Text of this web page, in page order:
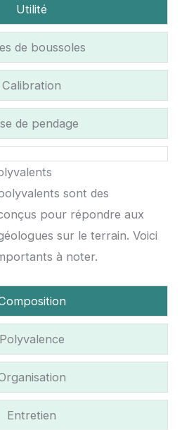
Utilité
de boussoles
Calibration
de pendage
sont des
pour répondre aux
sur le terrain. Voici
à noter.
Polyvalence
Entretien